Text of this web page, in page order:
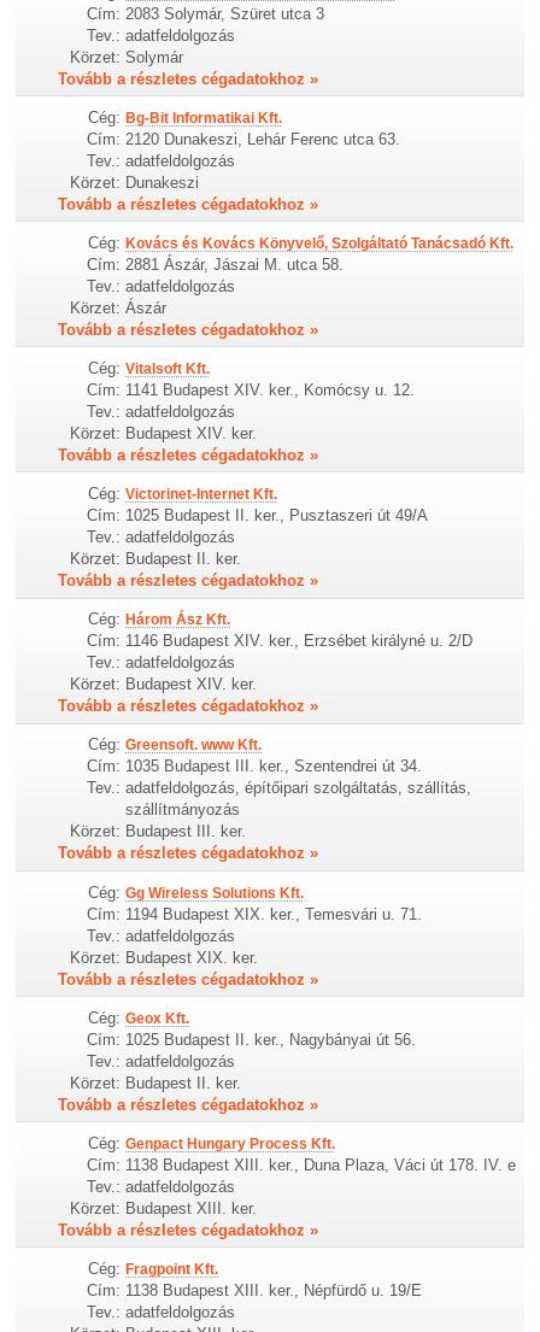
Cím: 2083 Solymár, Szüret utca 3
Tev.: adatfeldolgozás
Körzet: Solymár
Tovább a részletes cégadatokhoz »
Cég: Bg-Bit Informatikai Kft.
Cím: 2120 Dunakeszi, Lehár Ferenc utca 63.
Tev.: adatfeldolgozás
Körzet: Dunakeszi
Tovább a részletes cégadatokhoz »
Cég: Kovács és Kovács Könyvelő, Szolgáltató Tanácsadó Kft.
Cím: 2881 Ászár, Jászai M. utca 58.
Tev.: adatfeldolgozás
Körzet: Ászár
Tovább a részletes cégadatokhoz »
Cég: Vitalsoft Kft.
Cím: 1141 Budapest XIV. ker., Komócsy u. 12.
Tev.: adatfeldolgozás
Körzet: Budapest XIV. ker.
Tovább a részletes cégadatokhoz »
Cég: Victorinet-Internet Kft.
Cím: 1025 Budapest II. ker., Pusztaszeri út 49/A
Tev.: adatfeldolgozás
Körzet: Budapest II. ker.
Tovább a részletes cégadatokhoz »
Cég: Három Ász Kft.
Cím: 1146 Budapest XIV. ker., Erzsébet királyné u. 2/D
Tev.: adatfeldolgozás
Körzet: Budapest XIV. ker.
Tovább a részletes cégadatokhoz »
Cég: Greensoft. www Kft.
Cím: 1035 Budapest III. ker., Szentendrei út 34.
Tev.: adatfeldolgozás, építőipari szolgáltatás, szállítás,
szállítmányozás
Körzet: Budapest III. ker.
Tovább a részletes cégadatokhoz »
Cég: Gg Wireless Solutions Kft.
Cím: 1194 Budapest XIX. ker., Temesvári u. 71.
Tev.: adatfeldolgozás
Körzet: Budapest XIX. ker.
Tovább a részletes cégadatokhoz »
Cég: Geox Kft.
Cím: 1025 Budapest II. ker., Nagybányai út 56.
Tev.: adatfeldolgozás
Körzet: Budapest II. ker.
Tovább a részletes cégadatokhoz »
Cég: Genpact Hungary Process Kft.
Cím: 1138 Budapest XIII. ker., Duna Plaza, Váci út 178. IV. e
Tev.: adatfeldolgozás
Körzet: Budapest XIII. ker.
Tovább a részletes cégadatokhoz »
Cég: Fragpoint Kft.
Cím: 1138 Budapest XIII. ker., Népfürdő u. 19/E
Tev.: adatfeldolgozás